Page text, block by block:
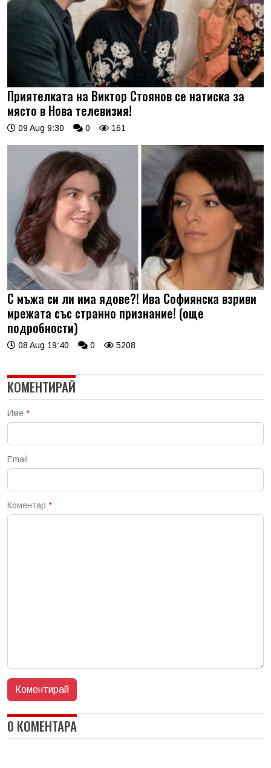
Приятелката на Виктор Стоянов се натиска за
място в Нова телевизия!
09 Aug 9:30 0 161
С мъжа си ли има ядове?! Ива Софиянска взриви
мрежата със странно признание! (още
подробности)
08 Aug 19:40 0 5208
КОМЕНТИРАЙ
Име *
Email
Коментар *
0 КОМЕНТАРА